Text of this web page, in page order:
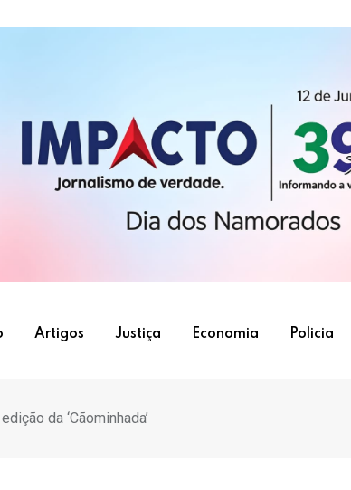
Artigos Justiça Economia Policia
da ‘Cãominhada’